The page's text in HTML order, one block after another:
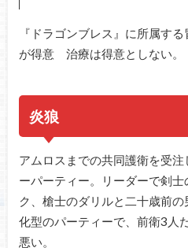
『ドラゴンブレス』に所属す
が得意 治療は得意としない。
炎狼
アムロスまでの共同護衛を受
ーパーティー。リーダーで剣
ク、槍士のダリルと二十歳前
化型のパーティーで、前衛3人
悪い。